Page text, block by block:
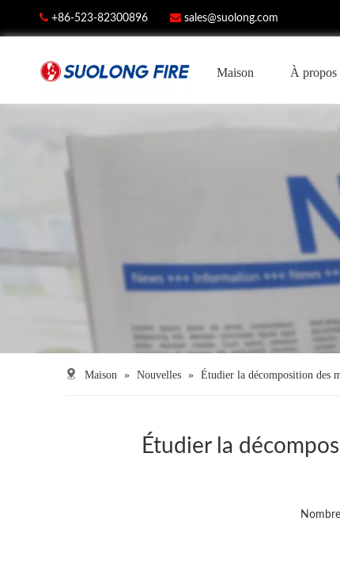
 +86-523-82300896  sales@suolong.com
Maison À propos
Maison » Nouvelles » Étudier la décomposition des
Étudier la